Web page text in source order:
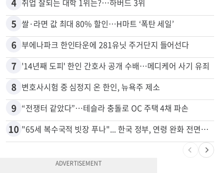
3 5주간 차 안 몰면 최대 600불 지급
4 취업 잘되는 대학 1위는?…하버드 3위
5 쌀·라면 값 최대 80% 할인…H마트 ‘폭탄 세일’
6 부에나파크 한인타운에 281유닛 주거단지 들어선다
7 '14년째 도피' 한인 간호사 공개 수배…메디케어 사기 유죄
8 변호사시험 중 심정지 온 한인, 뉴욕주 제소
9 “전쟁터 같았다”…테슬라 충돌로 OC 주택 4채 파손
"65세 복수국적 빗장 푸나"... 한국 정부, 연령 완화 전면 추진